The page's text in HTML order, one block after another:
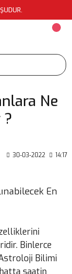
Ne
?
30-03-2022 14:17
En
Binlerce
Bilimi
saatin